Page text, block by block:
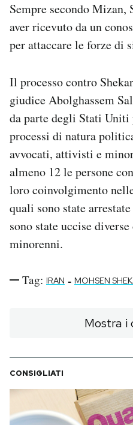
Sempre secondo Mizan,
aver ricevuto da un
per attaccare le forze di
Il processo contro
giudice Abolghassem
da parte degli Stati
processi di natura
avvocati, attivisti e
almeno 12 le persone
loro coinvolgimento
quali sono state
sono state uccise
minorenni.
Tag: IRAN - MOHSEN
Mostra i
CONSIGLIATI